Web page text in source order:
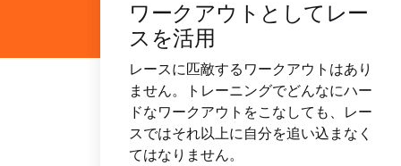
ワークアウトとしてレー
スを活用
レースに匹敵するワークアウトはあり
ません。トレーニングでどんなにハー
ドなワークアウトをこなしても、レー
スではそれ以上に自分を追い込まなく
てはなりません。